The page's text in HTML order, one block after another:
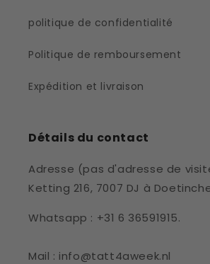
politique de confidentialité
Politique de remboursement
Expédition et livraison
Détails du contact
Adresse (pas d'adresse de
Ketting 216, 7007 DJ à
Whatsapp : +31 6 36591915.
Mail : info@tatt4aweek.nl